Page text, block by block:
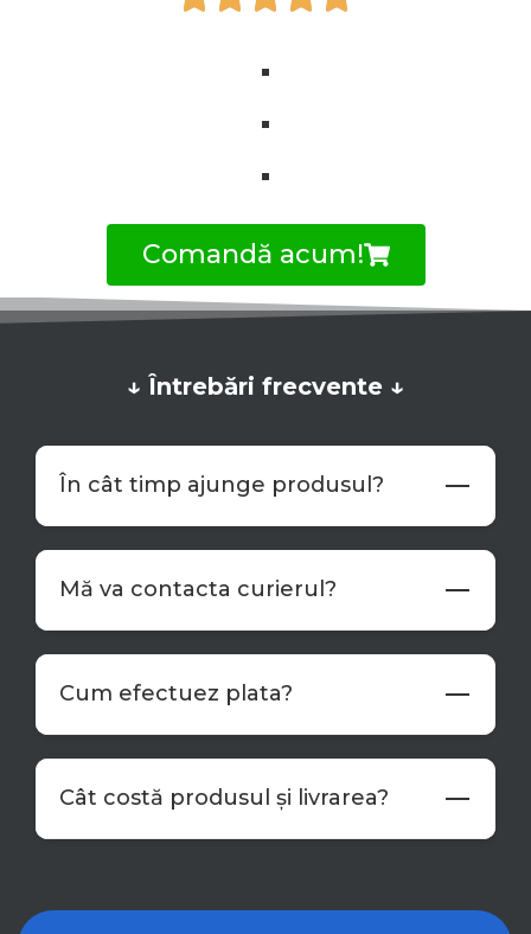
Comandă acum!
↓ Întrebări frecvente ↓
În cât timp ajunge produsul?
Mă va contacta curierul?
Cum efectuez plata?
Cât costă produsul și livrarea?